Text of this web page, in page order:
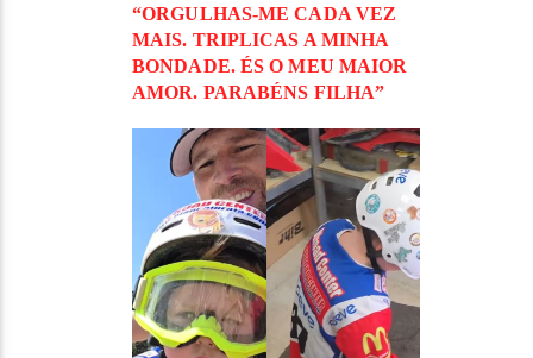
“ORGULHAS-ME CADA VEZ
MAIS. TRIPLICAS A MINHA
BONDADE. ÉS O MEU MAIOR
AMOR. PARABÉNS FILHA”